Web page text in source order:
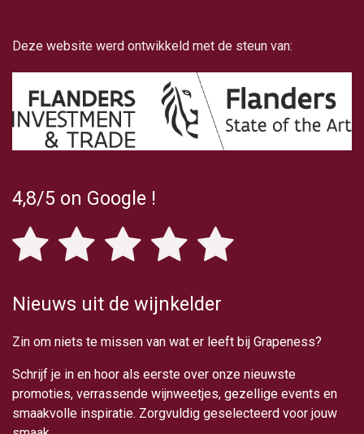
Deze website werd ontwikkeld met de steun van:
4,8/5 on Google !
Nieuws uit de wijnkelder
Zin om niets te missen van wat er leeft bij Grapeness?
Schrijf je in en hoor als eerste over onze nieuwste
promoties, verrassende wijnweetjes, gezellige events en
smaakvolle inspiratie. Zorgvuldig geselecteerd voor jouw